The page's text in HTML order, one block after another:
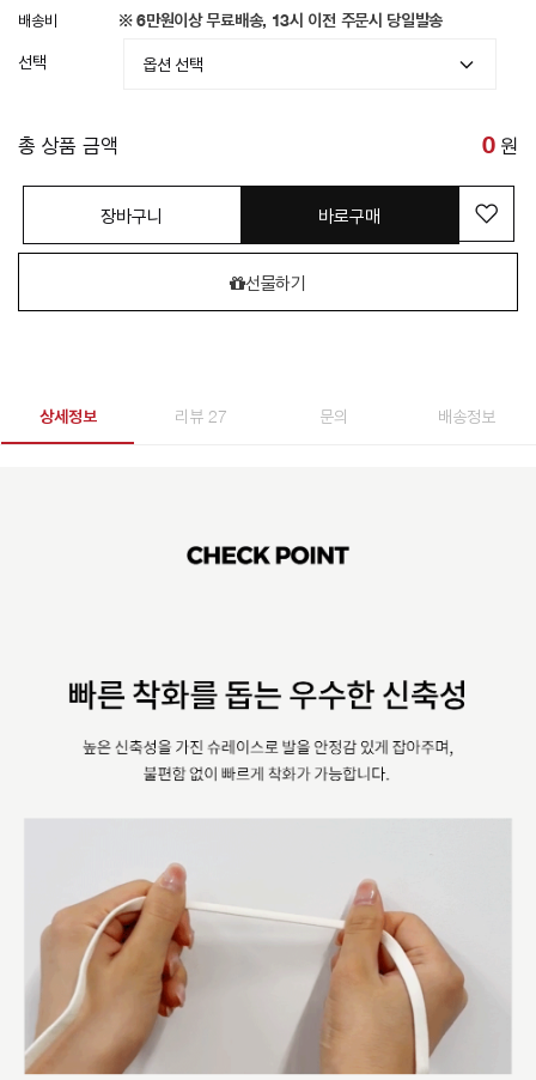
배송비 ※ 6만원이상 무료배송, 13시 이전 주문시 당일발송
선택
총 상품 금액 0 원
장바구니 바로구매
선물하기
상세정보 리뷰 27 문의 배송정보